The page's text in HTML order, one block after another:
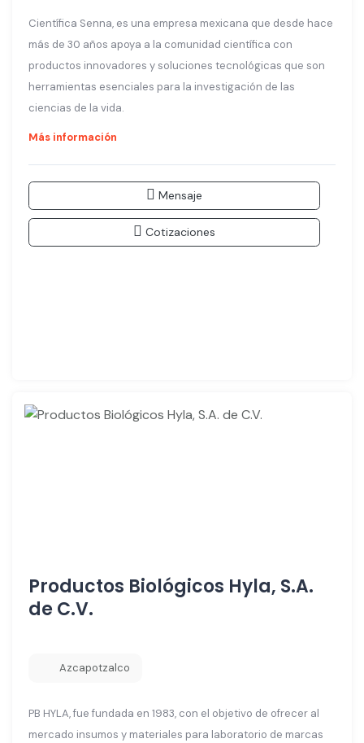
Científica Senna, es una empresa mexicana que desde hace
más de 30 años apoya a la comunidad científica con
productos innovadores y soluciones tecnológicas que son
herramientas esenciales para la investigación de las
ciencias de la vida.
Más información
Mensaje
Cotizaciones
Productos Biológicos Hyla, S.A.
de C.V.
Azcapotzalco
PB HYLA, fue fundada en 1983, con el objetivo de ofrecer al
mercado insumos y materiales para laboratorio de marcas